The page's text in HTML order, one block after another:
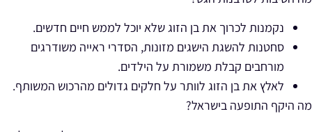
נקמנות לכרוך את בן הזוג שלא יוכל לממש חיים חדשים.
סחטנות להשגת הישגים מזונות, הסדרי ראייה משודרגים
מורחבים קבלת משמורת על הילדים.
לאלץ את בן הזוג לוותר על חלקים גדולים מהרכוש המשותף.
מה היקף התופעה בישראל?